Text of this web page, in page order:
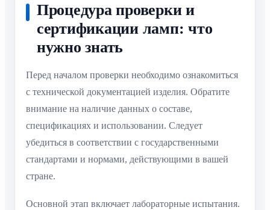
Процедура проверки и
сертификации ламп: что
нужно знать
Перед началом проверки необходимо ознакомиться
с технической документацией изделия. Обратите
внимание на наличие данных о составе,
спецификациях и использовании. Следует
убедиться в соответствии с государственными
стандартами и нормами, действующими в вашей
стране.
Основной этап включает лабораторные испытания.